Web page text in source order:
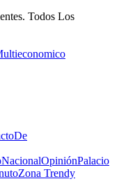
Todos Los
De
NacionalOpiniónPalacio
Zona Trendy